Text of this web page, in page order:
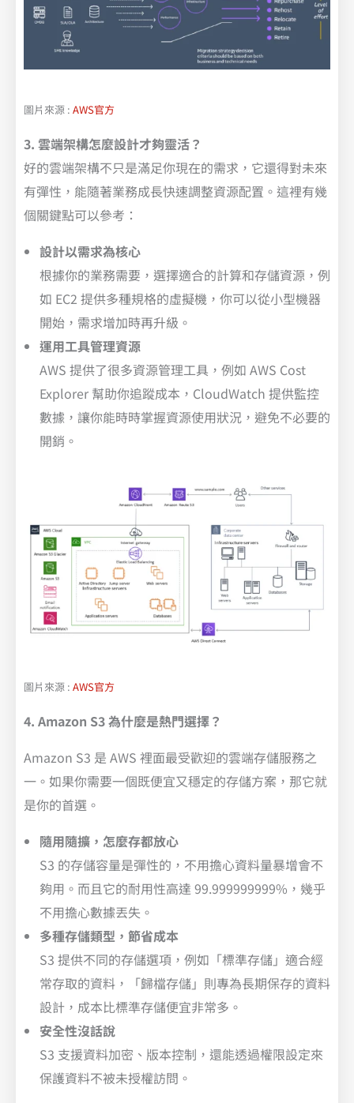
圖片來源 : AWS官方
3. 雲端架構怎麼設計才夠靈活？
好的雲端架構不只是滿足你現在的需求，它還得對未來
有彈性，能隨著業務成長快速調整資源配置。這裡有幾
個關鍵點可以參考：
設計以需求為核心
根據你的業務需要，選擇適合的計算和存儲資源，例
如 EC2 提供多種規格的虛擬機，你可以從小型機器
開始，需求增加時再升級。
運用工具管理資源
AWS 提供了很多資源管理工具，例如 AWS Cost
Explorer 幫助你追蹤成本，CloudWatch 提供監控
數據，讓你能時時掌握資源使用狀況，避免不必要的
開銷。
圖片來源 : AWS官方
4. Amazon S3 為什麼是熱門選擇？
Amazon S3 是 AWS 裡面最受歡迎的雲端存儲服務之
一。如果你需要一個既便宜又穩定的存儲方案，那它就
是你的首選。
隨用隨擴，怎麼存都放心
S3 的存儲容量是彈性的，不用擔心資料量暴增會不
夠用。而且它的耐用性高達 99.999999999%，幾乎
不用擔心數據丟失。
多種存儲類型，節省成本
S3 提供不同的存儲選項，例如「標準存儲」適合經
常存取的資料，「歸檔存儲」則專為長期保存的資料
設計，成本比標準存儲便宜非常多。
安全性沒話說
S3 支援資料加密、版本控制，還能透過權限設定來
保護資料不被未授權訪問。